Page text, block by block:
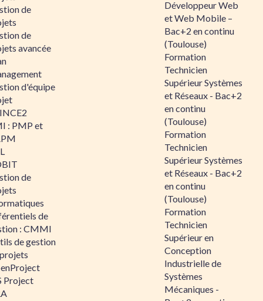
de
de
avancée
d'équipe
: PMP et
de
de
: CMMI
de gestion
Project
Développeur Web
et Web Mobile –
Bac+2 en continu
(Toulouse)
Formation
Technicien
Supérieur Systèmes
et Réseaux - Bac+2
en continu
(Toulouse)
Formation
Technicien
Supérieur Systèmes
et Réseaux - Bac+2
en continu
(Toulouse)
Formation
Technicien
Supérieur en
Conception
Industrielle de
Systèmes
Mécaniques -